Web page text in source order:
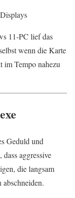
11-PC lief das
wenn die Karte
Tempo nahezu
Geduld und
aggressive
die langsam